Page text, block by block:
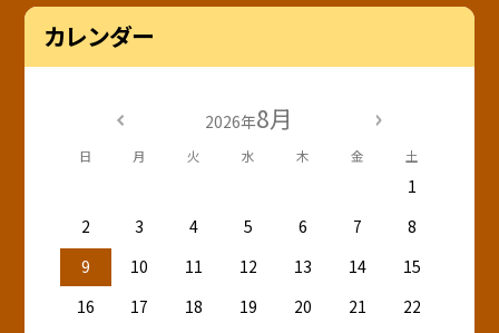
カレンダー
2026年8月
日 月 火 水 木 金 土
1
2
3 4 5 6 7
8
9
10 11 12 13 14
15
16
17 18 19 20 21
22